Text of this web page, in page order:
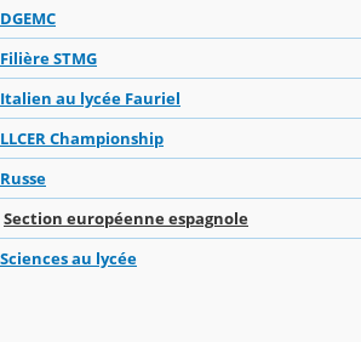
DGEMC
Filière STMG
Italien au lycée Fauriel
LLCER Championship
Russe
Section européenne espagnole
Sciences au lycée